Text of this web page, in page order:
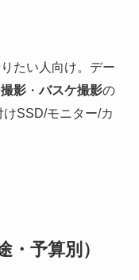
たい人向け。デー
影・バスケ撮影の
SSD/モニター/カ
予算別）